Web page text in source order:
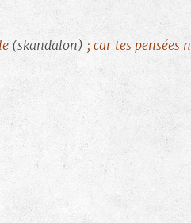
(skandalon) ; car tes pensées